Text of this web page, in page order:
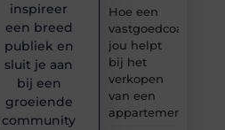
Hoe een
vastgoedcoach
jou helpt
bij het
verkopen
van een
appartement
inspireer
een breed
publiek en
sluit je aan
bij een
groeiende
community